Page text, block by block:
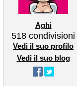
Aghi
518 condivisioni
Vedi il suo profilo
Vedi il suo blog